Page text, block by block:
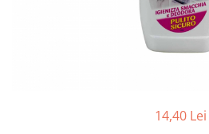
14,40 Lei